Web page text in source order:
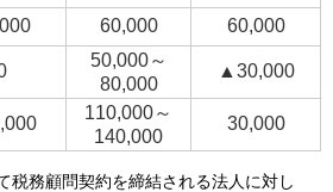
60,000 60,000
50,000～
80,000
▲30,000
110,000～
140,000
30,000
務顧問契約を締結される法人に対し